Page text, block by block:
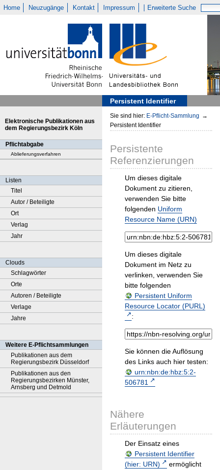
Home Neuzugänge Kontakt Impressum Erweiterte Suche
Persistent Identifier
Elektronische Publikationen aus
dem Regierungsbezirk Köln
Pflichtabgabe
Ablieferungsverfahren
Listen
Titel
Autor / Beteiligte
Ort
Verlag
Jahr
Clouds
Schlagwörter
Orte
Autoren / Beteiligte
Verlage
Jahre
Weitere E-Pflichtsammlungen
Publikationen aus dem
Regierungsbezirk Düsseldorf
Publikationen aus den
Regierungsbezirken Münster,
Arnsberg und Detmold
Sie sind hier: E-Pflicht-Sammlung →
Persistent Identifier
Persistente
Referenzierungen
Um dieses digitale
Dokument zu zitieren,
verwenden Sie bitte
folgenden Uniform
Resource Name (URN)
Um dieses digitale
Dokument im Netz zu
verlinken, verwenden Sie
bitte folgenden
Persistent Uniform
Resource Locator (PURL)
:
Sie können die Auflösung
des Links auch hier testen:
urn:nbn:de:hbz:5:2-
506781
Nähere
Erläuterungen
Der Einsatz eines
Persistent Identifier
(hier: URN)
ermöglicht